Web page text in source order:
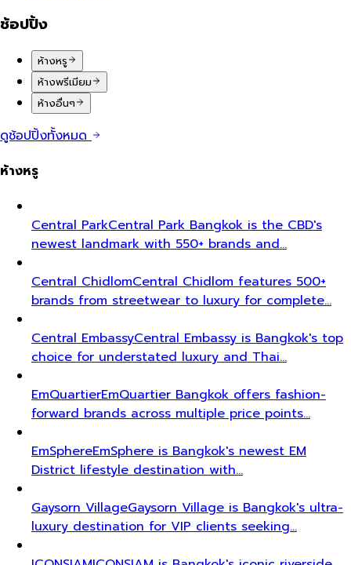
ช้อปปิ้ง
ห้างหรู
ห้างพรีเมียม
ห้างอื่นๆ
ดูช้อปปิ้งทั้งหมด
ห้างหรู
Central ParkCentral Park Bangkok is the CBD's
newest landmark with 550+ brands and…
Central ChidlomCentral Chidlom features 500+
brands from streetwear to luxury for complete…
Central EmbassyCentral Embassy is Bangkok's top
choice for understated luxury and Thai…
EmQuartierEmQuartier Bangkok offers fashion-
forward brands across multiple price points…
EmSphereEmSphere is Bangkok's newest EM
District lifestyle destination with…
Gaysorn VillageGaysorn Village is Bangkok's ultra-
luxury destination for VIP clients seeking…